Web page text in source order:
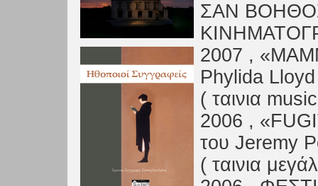
ΣΑΝ
2007 ,
Phylida Lloyd
( ταινια
2006 ,
του Jeremy
( ταινια